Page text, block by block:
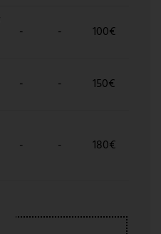
- - 100€
- - 150€
- - 180€